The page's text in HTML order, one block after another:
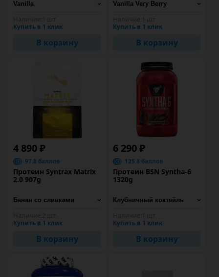
Купить в 1 клик
В корзину
Купить в 1 клик
В корзину
4 890 ₽
97.8 баллов
Протеин Syntrax Matrix
2.0 907g
Купить в 1 клик
В корзину
6 290 ₽
125.8 баллов
Протеин BSN Syntha-6
1320g
Купить в 1 клик
В корзину